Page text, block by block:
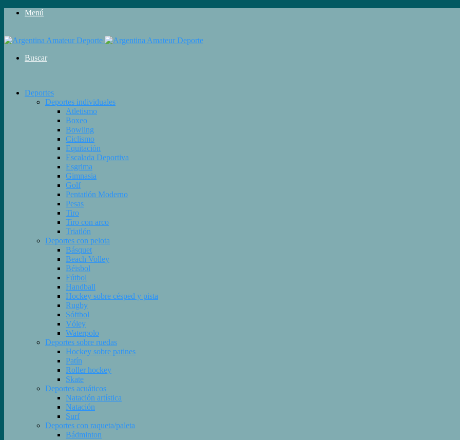
Menú
Buscar
Deportes
Deportes individuales
Atletismo
Boxeo
Bowling
Ciclismo
Equitación
Escalada Deportiva
Esgrima
Gimnasia
Golf
Pentatlón Moderno
Pesas
Tiro
Tiro con arco
Triatlón
Deportes con pelota
Básquet
Beach Volley
Béisbol
Fútbol
Handball
Hockey sobre césped y pista
Rugby
Sóftbol
Vóley
Waterpolo
Deportes sobre ruedas
Hockey sobre patines
Patín
Roller hockey
Skate
Deportes acuáticos
Natación artística
Natación
Surf
Deportes con raqueta/paleta
Bádminton